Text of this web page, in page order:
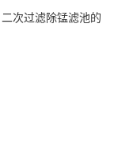
次过滤除锰滤池的